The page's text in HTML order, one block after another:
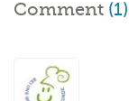
Comment (1)